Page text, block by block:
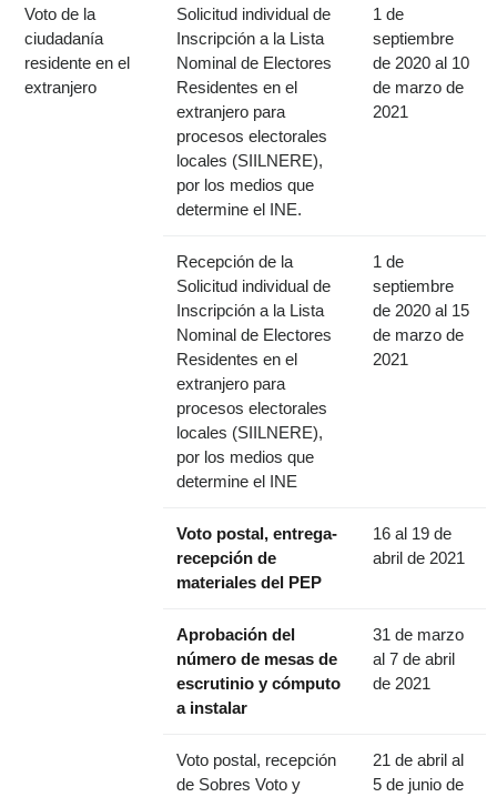
Voto de la
ciudadanía
residente en el
extranjero
Solicitud individual de
Inscripción a la Lista
Nominal de Electores
Residentes en el
extranjero para
procesos electorales
locales (SIILNERE),
por los medios que
determine el INE.
1 de
septiembre
de 2020 al 10
de marzo de
2021
Recepción de la
Solicitud individual de
Inscripción a la Lista
Nominal de Electores
Residentes en el
extranjero para
procesos electorales
locales (SIILNERE),
por los medios que
determine el INE
1 de
septiembre
de 2020 al 15
de marzo de
2021
Voto postal, entrega-
recepción de
materiales del PEP
16 al 19 de
abril de 2021
Aprobación del
número de mesas de
escrutinio y cómputo
a instalar
31 de marzo
al 7 de abril
de 2021
Voto postal, recepción
de Sobres Voto y
21 de abril al
5 de junio de